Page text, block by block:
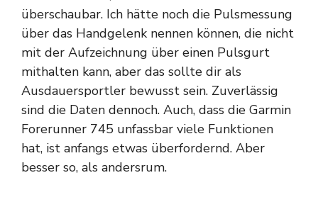
überschaubar. Ich hätte noch die Pulsmessung
über das Handgelenk nennen können, die nicht
mit der Aufzeichnung über einen Pulsgurt
mithalten kann, aber das sollte dir als
Ausdauersportler bewusst sein. Zuverlässig
sind die Daten dennoch. Auch, dass die Garmin
Forerunner 745 unfassbar viele Funktionen
hat, ist anfangs etwas überfordernd. Aber
besser so, als andersrum.